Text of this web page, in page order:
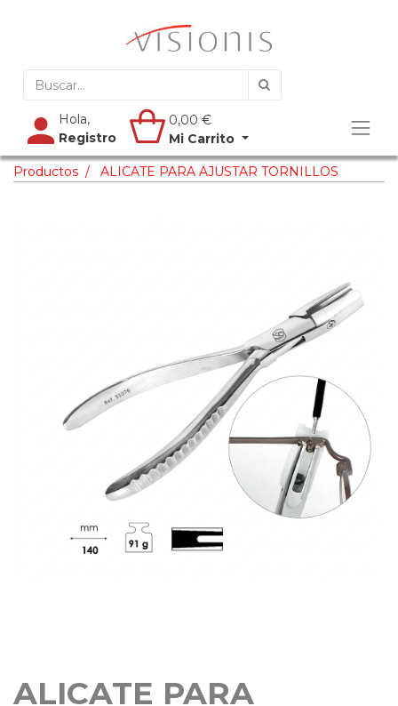
Hola,
Registro
0,00 €
Mi Carrito
Productos ALICATE PARA AJUSTAR TORNILLOS
ALICATE PARA